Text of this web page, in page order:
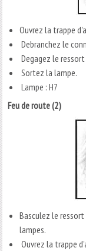
Ouvrez la trappe
Debranchez le
Degagez le
Sortez la lampe.
Lampe : H7
Feu de route (2)
Basculez le
lampes.
Ouvrez la trappe